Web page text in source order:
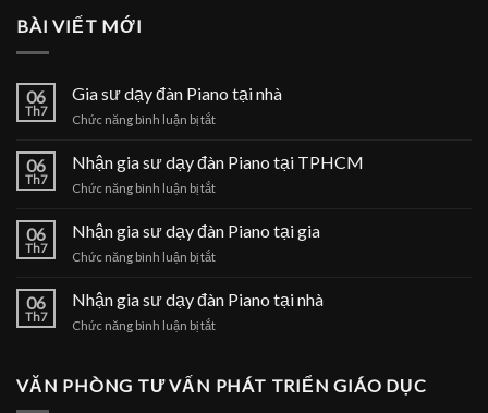
BÀI VIẾT MỚI
06
Th7
Gia sư dạy đàn Piano tại nhà
Chức năng bình luận bị tắtở
dạy
đàn
tại
06
Th7
Nhận gia sư dạy đàn Piano tại TPHCM
Chức năng bình luận bị tắtở
gia
sư
dạy
Piano
TPHCM
06
Th7
Nhận gia sư dạy đàn Piano tại gia
Chức năng bình luận bị tắtở
gia
sư
dạy
tại
06
Th7
Nhận gia sư dạy đàn Piano tại nhà
Chức năng bình luận bị tắtở
sư
VĂN PHÒNG TƯ VẤN PHÁT TRIỂN GIÁO DỤC